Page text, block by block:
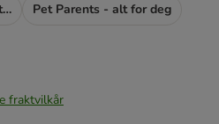
Tekniske hjelpemidler for katter
Pet Parents - alt for deg
fraktvilkår